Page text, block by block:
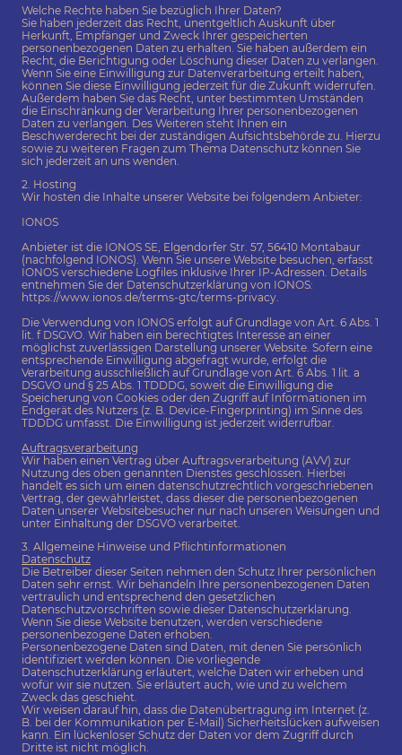
Welche Rechte haben Sie bezüglich Ihrer Daten?
Sie haben jederzeit das Recht, unentgeltlich Auskunft über
Herkunft, Empfänger und Zweck Ihrer gespeicherten
personenbezogenen Daten zu erhalten. Sie haben außerdem ein
Recht, die Berichtigung oder Löschung dieser Daten zu verlangen.
Wenn Sie eine Einwilligung zur Datenverarbeitung erteilt haben,
können Sie diese Einwilligung jederzeit für die Zukunft widerrufen.
Außerdem haben Sie das Recht, unter bestimmten Umständen
die Einschränkung der Verarbeitung Ihrer personenbezogenen
Daten zu verlangen. Des Weiteren steht Ihnen ein
Beschwerderecht bei der zuständigen Aufsichtsbehörde zu. Hierzu
sowie zu weiteren Fragen zum Thema Datenschutz können Sie
sich jederzeit an uns wenden.
2. Hosting
Wir hosten die Inhalte unserer Website bei folgendem Anbieter:
IONOS
Anbieter ist die IONOS SE, Elgendorfer Str. 57, 56410 Montabaur
(nachfolgend IONOS). Wenn Sie unsere Website besuchen, erfasst
IONOS verschiedene Logfiles inklusive Ihrer IP-Adressen. Details
entnehmen Sie der Datenschutzerklärung von IONOS:
https://www.ionos.de/terms-gtc/terms-privacy.
Die Verwendung von IONOS erfolgt auf Grundlage von Art. 6 Abs. 1
lit. f DSGVO. Wir haben ein berechtigtes Interesse an einer
möglichst zuverlässigen Darstellung unserer Website. Sofern eine
entsprechende Einwilligung abgefragt wurde, erfolgt die
Verarbeitung ausschließlich auf Grundlage von Art. 6 Abs. 1 lit. a
DSGVO und § 25 Abs. 1 TDDDG, soweit die Einwilligung die
Speicherung von Cookies oder den Zugriff auf Informationen im
Endgerät des Nutzers (z. B. Device-Fingerprinting) im Sinne des
TDDDG umfasst. Die Einwilligung ist jederzeit widerrufbar.
Auftragsverarbeitung
Wir haben einen Vertrag über Auftragsverarbeitung (AVV) zur
Nutzung des oben genannten Dienstes geschlossen. Hierbei
handelt es sich um einen datenschutzrechtlich vorgeschriebenen
Vertrag, der gewährleistet, dass dieser die personenbezogenen
Daten unserer Websitebesucher nur nach unseren Weisungen und
unter Einhaltung der DSGVO verarbeitet.
3. Allgemeine Hinweise und Pflichtinformationen
Datenschutz
Die Betreiber dieser Seiten nehmen den Schutz Ihrer persönlichen
Daten sehr ernst. Wir behandeln Ihre personenbezogenen Daten
vertraulich und entsprechend den gesetzlichen
Datenschutzvorschriften sowie dieser Datenschutzerklärung.
Wenn Sie diese Website benutzen, werden verschiedene
personenbezogene Daten erhoben.
Personenbezogene Daten sind Daten, mit denen Sie persönlich
identifiziert werden können. Die vorliegende
Datenschutzerklärung erläutert, welche Daten wir erheben und
wofür wir sie nutzen. Sie erläutert auch, wie und zu welchem
Zweck das geschieht.
Wir weisen darauf hin, dass die Datenübertragung im Internet (z.
B. bei der Kommunikation per E-Mail) Sicherheitslücken aufweisen
kann. Ein lückenloser Schutz der Daten vor dem Zugriff durch
Dritte ist nicht möglich.